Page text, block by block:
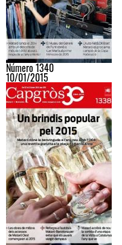
Número 1340
10/01/2015